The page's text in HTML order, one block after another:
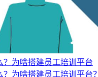
为啥搭建员工培训平台
为啥搭建员工培训平